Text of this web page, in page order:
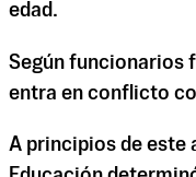
edad.
Según funcionarios
entra en conflicto
A principios de este